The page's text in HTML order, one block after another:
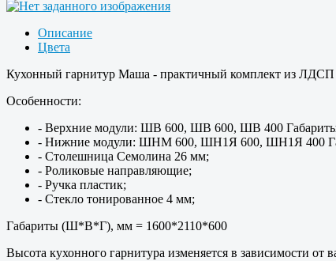
Описание
Цвета
Кухонный гарнитур Маша - практичный комплект из ЛДСП
Особенности:
- Верхние модули: ШВ 600, ШВ 600, ШВ 400
- Нижние модули: ШНМ 600, ШН1Я 600, ШН1Я 400
- Cтолешница Семолина 26 мм;
- Роликовые направляющие;
- Ручка пластик;
- Стекло тонированное 4 мм;
Габариты (Ш*В*Г), мм = 1600*2110*600
Высота кухонного гарнитура изменяется в зависимости от